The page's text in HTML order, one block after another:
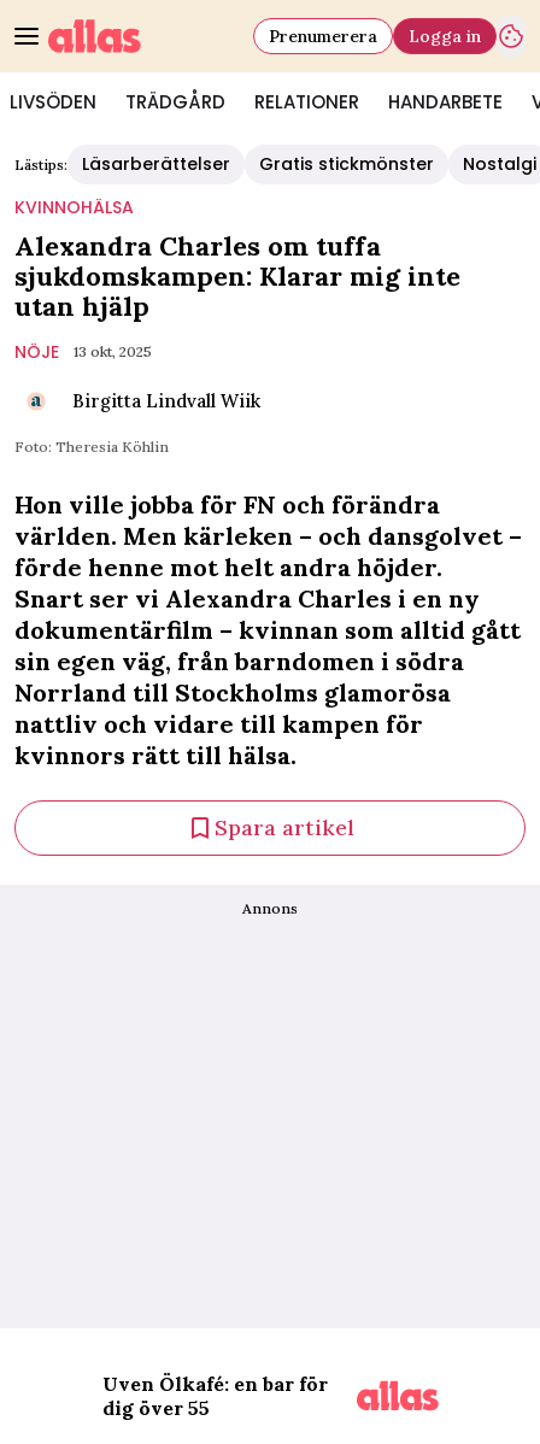
LIVSÖDEN TRÄDGÅRD RELATIONER HANDARBETE
Prenumerera Logga in
Lästips: Läsarberättelser Gratis stickmönster
Nostalgi
KVINNOHÄLSA
Alexandra Charles om tuffa
sjukdomskampen: Klarar mig inte
utan hjälp
NÖJE 13 okt, 2025
Birgitta Lindvall Wiik
Foto: Theresia Köhlin
Hon ville jobba för FN och förändra
världen. Men kärleken – och dansgolvet –
förde henne mot helt andra höjder.
Snart ser vi Alexandra Charles i en ny
dokumentärfilm – kvinnan som alltid gått
sin egen väg, från barndomen i södra
Norrland till Stockholms glamorösa
nattliv och vidare till kampen för
kvinnors rätt till hälsa.
Spara artikel
Annons
Uven Ölkafé: en bar för
dig över 55